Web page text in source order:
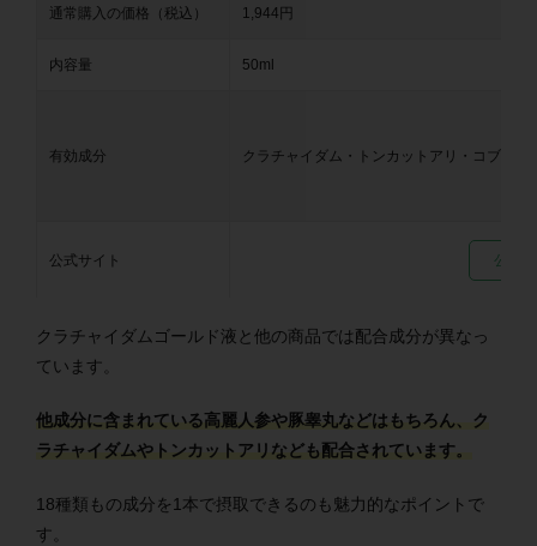
通常購入の価格（税込） 1,944円
内容量 50ml
有効成分 クラチャイダム・トンカットアリ・コブラ
公式サイト 公式
クラチャイダムゴールド液と他の商品では配合成分が異なっ
ています。
他成分に含まれている高麗人参や豚睾丸などはもちろん、ク
ラチャイダムやトンカットアリなども配合されています。
18種類もの成分を1本で摂取できるのも魅力的なポイントで
す。